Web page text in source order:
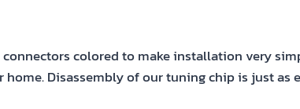
colored to make installation very
Disassembly of our tuning chip is just